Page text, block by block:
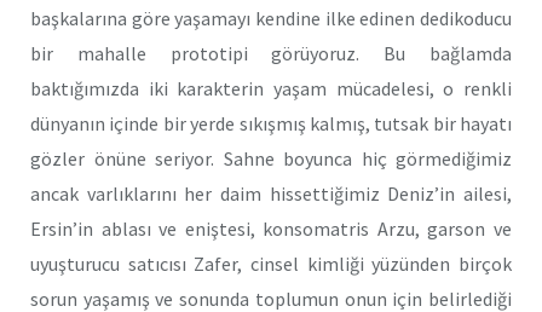
başkalarına göre yaşamayı kendine ilke edinen dedikoducu
bir mahalle prototipi görüyoruz. Bu bağlamda
baktığımızda iki karakterin yaşam mücadelesi, o renkli
dünyanın içinde bir yerde sıkışmış kalmış, tutsak bir hayatı
gözler önüne seriyor. Sahne boyunca hiç görmediğimiz
ancak varlıklarını her daim hissettiğimiz Deniz’in ailesi,
Ersin’in ablası ve eniştesi, konsomatris Arzu, garson ve
uyuşturucu satıcısı Zafer, cinsel kimliği yüzünden birçok
sorun yaşamış ve sonunda toplumun onun için belirlediği